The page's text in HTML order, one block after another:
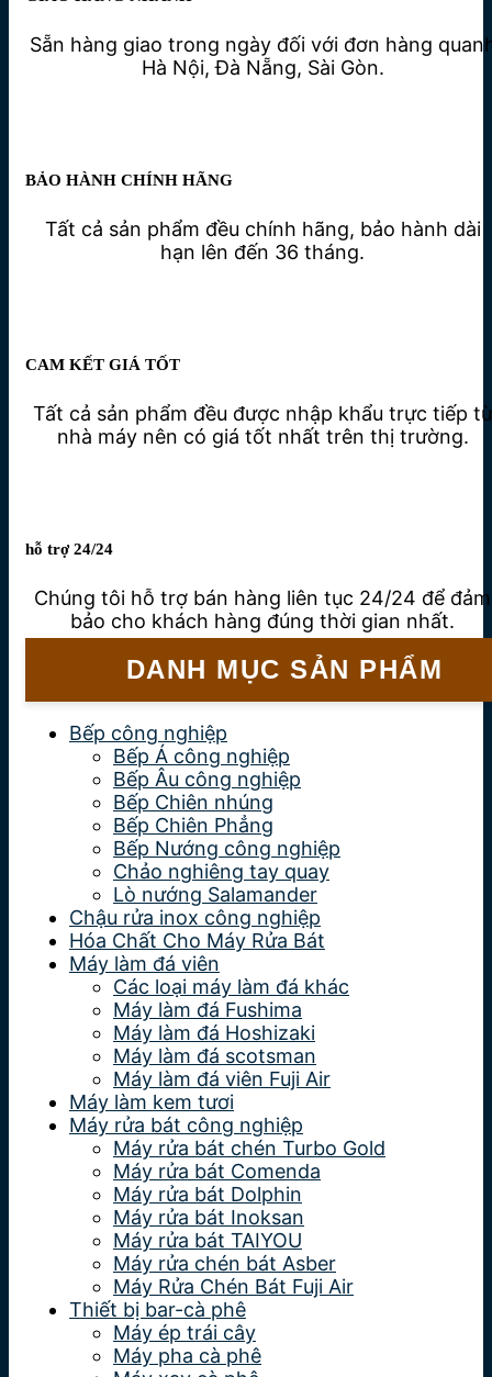
Sẵn hàng giao trong ngày đối với đơn hàng
Hà Nội, Đà Nẵng, Sài Gòn.
BẢO HÀNH CHÍNH HÃNG
Tất cả sản phẩm đều chính hãng, bảo hành dài
hạn lên đến 36 tháng.
CAM KẾT GIÁ TỐT
Tất cả sản phẩm đều được nhập khẩu trực tiếp từ
nhà máy nên có giá tốt nhất trên thị trường.
hỗ trợ 24/24
Chúng tôi hỗ trợ bán hàng liên tục 24/24 để đảm
bảo cho khách hàng đúng thời gian nhất.
DANH MỤC SẢN PHẨM
Bếp công nghiệp
Bếp Á công nghiệp
Bếp Âu công nghiệp
Bếp Chiên nhúng
Bếp Chiên Phẳng
Bếp Nướng công nghiệp
Chảo nghiêng tay quay
Lò nướng Salamander
Chậu rửa inox công nghiệp
Hóa Chất Cho Máy Rửa Bát
Máy làm đá viên
Các loại máy làm đá khác
Máy làm đá Fushima
Máy làm đá Hoshizaki
Máy làm đá scotsman
Máy làm đá viên Fuji Air
Máy làm kem tươi
Máy rửa bát công nghiệp
Máy rửa bát chén Turbo Gold
Máy rửa bát Comenda
Máy rửa bát Dolphin
Máy rửa bát Inoksan
Máy rửa bát TAIYOU
Máy rửa chén bát Asber
Máy Rửa Chén Bát Fuji Air
Thiết bị bar-cà phê
Máy ép trái cây
Máy pha cà phê